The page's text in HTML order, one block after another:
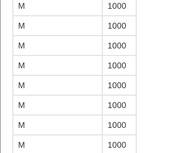
M 1000
M 1000
M 1000
M 1000
M 1000
M 1000
M 1000
M 1000